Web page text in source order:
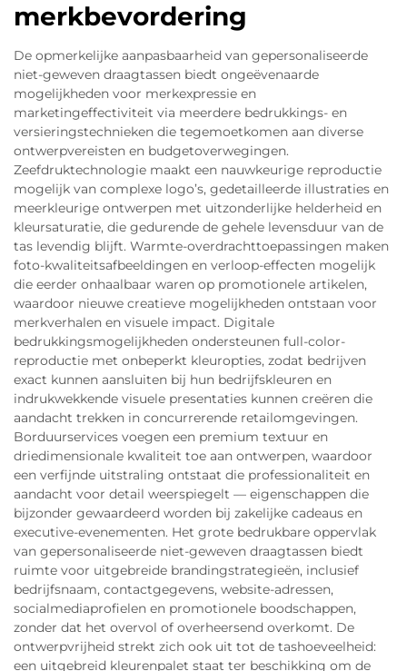
merkbevordering
De opmerkelijke aanpasbaarheid van gepersonaliseerde
niet-geweven draagtassen biedt ongeëvenaarde
mogelijkheden voor merkexpressie en
marketingeffectiviteit via meerdere bedrukkings- en
versieringstechnieken die tegemoetkomen aan diverse
ontwerpvereisten en budgetoverwegingen.
Zeefdruktechnologie maakt een nauwkeurige reproductie
mogelijk van complexe logo’s, gedetailleerde illustraties en
meerkleurige ontwerpen met uitzonderlijke helderheid en
kleursaturatie, die gedurende de gehele levensduur van de
tas levendig blijft. Warmte-overdrachttoepassingen maken
foto-kwaliteitsafbeeldingen en verloop-effecten mogelijk
die eerder onhaalbaar waren op promotionele artikelen,
waardoor nieuwe creatieve mogelijkheden ontstaan voor
merkverhalen en visuele impact. Digitale
bedrukkingsmogelijkheden ondersteunen full-color-
reproductie met onbeperkt kleuropties, zodat bedrijven
exact kunnen aansluiten bij hun bedrijfskleuren en
indrukwekkende visuele presentaties kunnen creëren die
aandacht trekken in concurrerende retailomgevingen.
Borduurservices voegen een premium textuur en
driedimensionale kwaliteit toe aan ontwerpen, waardoor
een verfijnde uitstraling ontstaat die professionaliteit en
aandacht voor detail weerspiegelt — eigenschappen die
bijzonder gewaardeerd worden bij zakelijke cadeaus en
executive-evenementen. Het grote bedrukbare oppervlak
van gepersonaliseerde niet-geweven draagtassen biedt
ruimte voor uitgebreide brandingstrategieën, inclusief
bedrijfsnaam, contactgegevens, website-adressen,
socialmediaprofielen en promotionele boodschappen,
zonder dat het overvol of overheersend overkomt. De
ontwerpvrijheid strekt zich ook uit tot de tashoeveelheid:
een uitgebreid kleurenpalet staat ter beschikking om de